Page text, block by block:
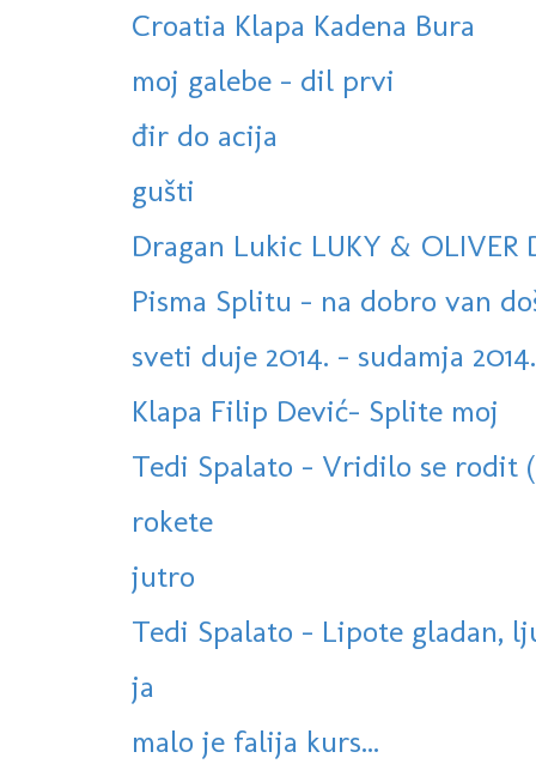
Croatia Klapa Kadena Bura
moj galebe - dil prvi
đir do acija
gušti
Dragan Lukic LUKY & OLIVER
Pisma Splitu - na dobro van
sveti duje 2014. - sudamja 2014.
Klapa Filip Dević- Splite moj
Tedi Spalato - Vridilo se rodit
rokete
jutro
Tedi Spalato - Lipote gladan,
ja
malo je falija kurs...